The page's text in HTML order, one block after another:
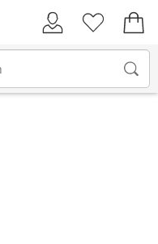
Kundenkonto
Merkliste